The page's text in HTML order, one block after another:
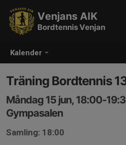
Kalender
Venjans AIK
Bordtennis Venjan
Träning Bordtennis
Måndag 15 jun, 18:00-
Gympasalen
Samling: 18:00